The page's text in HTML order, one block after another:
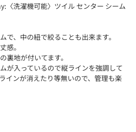
〈洗濯機可能〉ツイル センター シーム
で、中の紐で絞ることも出来ます。
感。
裏地が付いてます。
が入っているので縦ラインを強調して
インが消えたり等無いので、管理も楽